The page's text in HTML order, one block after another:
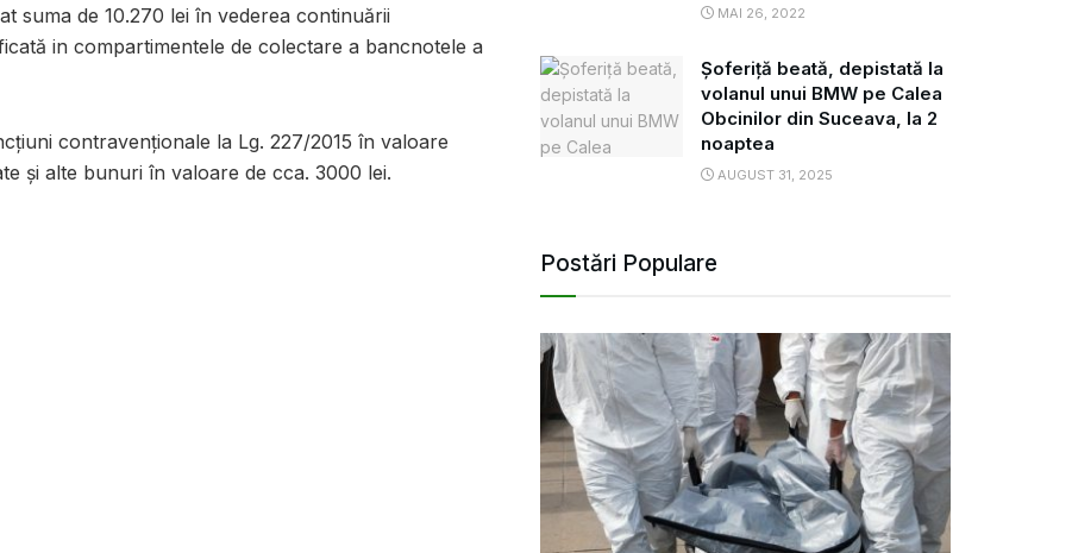
suma de 10.270 lei în vederea continuării
in compartimentele de colectare a bancnotele a
contravenționale la Lg. 227/2015 în valoare
și alte bunuri în valoare de cca. 3000 lei.
MAI 26, 2022
Șoferiță beată, depistată la
volanul unui BMW pe Calea
Obcinilor din Suceava, la 2
noaptea
AUGUST 31, 2025
Postări Populare